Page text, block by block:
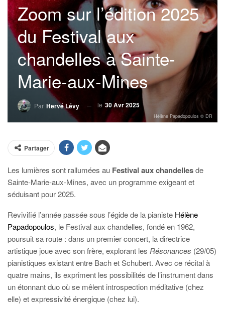
Zoom sur l’édition 2025
du Festival aux
chandelles à Sainte-
Marie-aux-Mines
Par Hervé Lévy le 30 Avr 2025
Hélène Papadopoulos © DR
Partager
Les lumières sont rallumées au Festival aux chandellesde
Sainte-Marie-aux-Mines, avec un programme exigeant et
séduisant pour 2025.
Revivifié l’année passée sous l’égide de la pianiste Hélène
Papadopoulos, le Festival aux chandelles, fondé en 1962,
poursuit sa route : dans un premier concert, la directrice
artistique joue avec son frère, explorant les Résonances (29/05)
pianistiques existant entre Bach et Schubert. Avec ce récital à
quatre mains, ils expriment les possibilités de l’instrument dans
un étonnant duo où se mêlent introspection méditative (chez
elle) et expressivité énergique (chez lui).